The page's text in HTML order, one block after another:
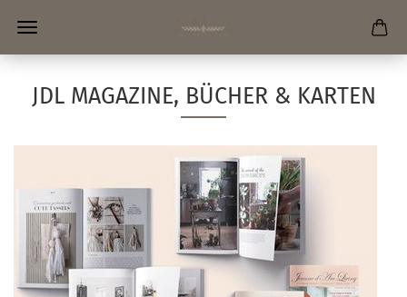
JDL MAGAZINE, BÜCHER & KARTEN